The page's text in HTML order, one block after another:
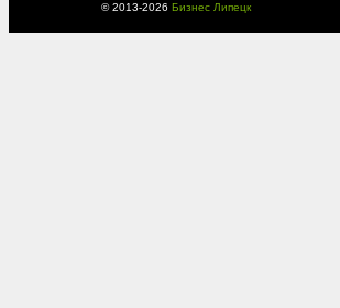
© 2013-2026 Бизнес Липецк